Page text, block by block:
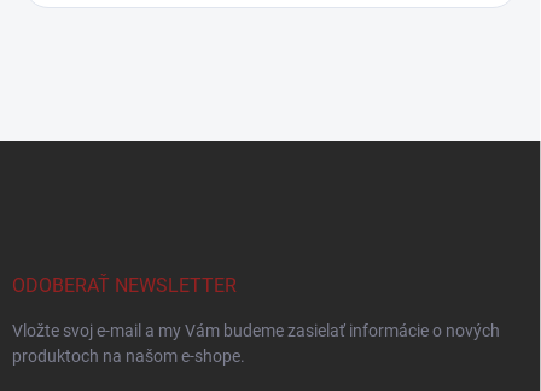
ODOBERAŤ NEWSLETTER
Vložte svoj e-mail a my Vám budeme zasielať informácie o nových
produktoch na našom e-shope.